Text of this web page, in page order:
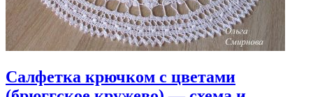
Салфетка крючком с цветами